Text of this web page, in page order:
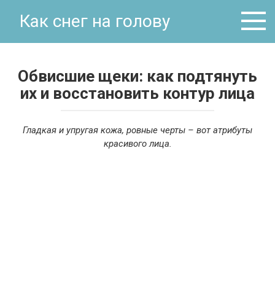
Как снег на голову
Обвисшие щеки: как подтянуть
их и восстановить контур лица
Гладкая и упругая кожа, ровные черты – вот атрибуты
красивого лица.